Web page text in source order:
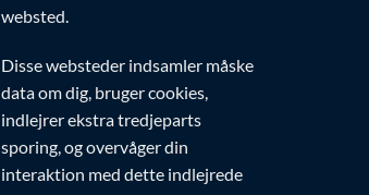
websted.
Disse websteder indsamler måske
data om dig, bruger cookies,
indlejrer ekstra tredjeparts
sporing, og overvåger din
interaktion med dette indlejrede